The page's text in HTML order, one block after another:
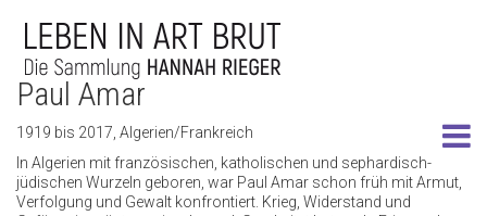
Paul Amar
1919 bis 2017, Algerien/Frankreich
In Algerien mit französischen, katholischen und sephardisch-
jüdischen Wurzeln geboren, war Paul Amar schon früh mit Armut,
Verfolgung und Gewalt konfrontiert. Krieg, Widerstand und